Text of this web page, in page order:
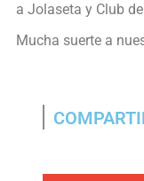
a Jolaseta y Club
Mucha suerte a